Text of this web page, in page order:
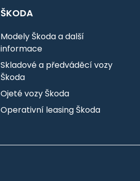
ŠKODA
Modely Škoda a další
informace
Skladové a předváděcí vozy
Škoda
Ojeté vozy Škoda
Operativní leasing Škoda